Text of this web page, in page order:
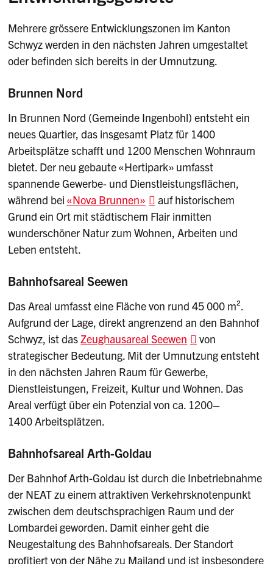
Mehrere grössere Entwicklungszonen im Kanton
Schwyz werden in den nächsten Jahren umgestaltet
oder befinden sich bereits in der Umnutzung.
Brunnen Nord
In Brunnen Nord (Gemeinde Ingenbohl) entsteht ein
neues Quartier, das insgesamt Platz für 1400
Arbeitsplätze schafft und 1200 Menschen Wohnraum
bietet. Der neu gebaute «Hertipark» umfasst
spannende Gewerbe- und Dienstleistungsflächen,
während bei «Nova Brunnen»
auf historischem
Grund ein Ort mit städtischem Flair inmitten
wunderschöner Natur zum Wohnen, Arbeiten und
Leben entsteht.
Bahnhofsareal Seewen
Das Areal umfasst eine Fläche von rund 45 000 m².
Aufgrund der Lage, direkt angrenzend an den Bahnhof
Schwyz, ist dasZeughausareal Seewen
von
strategischer Bedeutung. Mit der Umnutzung entsteht
in den nächsten Jahren Raum für Gewerbe,
Dienstleistungen, Freizeit, Kultur und Wohnen. Das
Areal verfügt über ein Potenzial von ca. 1200–
1400 Arbeitsplätzen.
Bahnhofsareal Arth-Goldau
Der Bahnhof Arth-Goldau ist durch die Inbetriebnahme
der NEAT zu einem attraktiven Verkehrsknotenpunkt
zwischen dem deutschsprachigen Raum und der
Lombardei geworden. Damit einher geht die
Neugestaltung des Bahnhofsareals. Der Standort
profitiert von der Nähe zu Mailand und ist insbesondere